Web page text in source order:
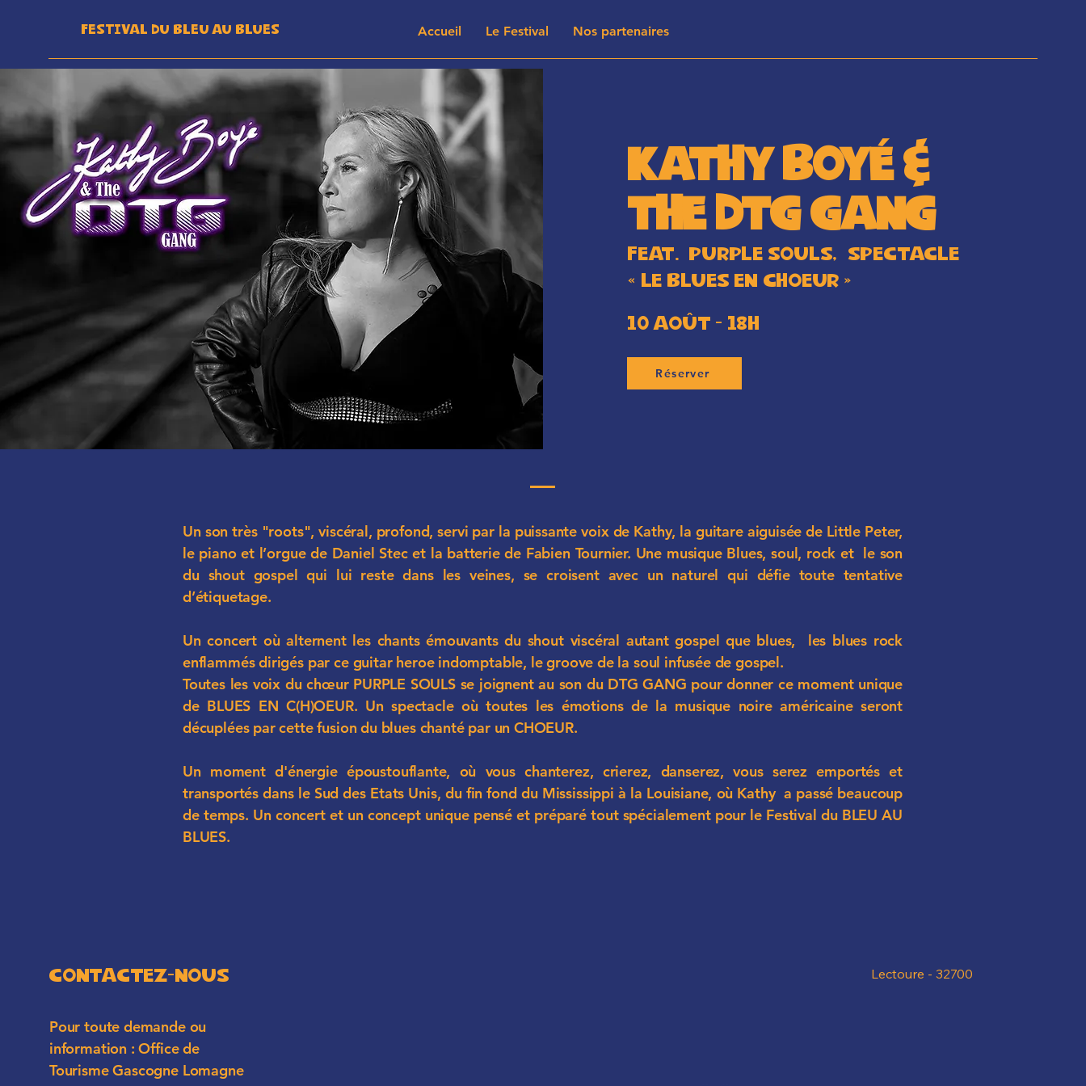
Festival du Bleu au Blues Accueil Le Festival Nos partenaires
Kathy Boyé &
The DTG GANG
feat. PURPLE SOULS, Spectacle
« Le blues en ChOEur »
10 AOÛT - 18H
Réserver
Un son très "roots", viscéral, profond, servi par la puissante voix de Kathy, la guitare aiguisée de Little Peter,
le piano et l’orgue de Daniel Stec et la batterie de Fabien Tournier. Une musique Blues, soul, rock et le son
du shout gospel qui lui reste dans les veines, se croisent avec un naturel qui défie toute tentative
d’étiquetage.
Un concert où alternent les chants émouvants du shout viscéral autant gospel que blues, les blues rock
enflammés dirigés par ce guitar heroe indomptable, le groove de la soul infusée de gospel.
Toutes les voix du chœur PURPLE SOULS se joignent au son du DTG GANG pour donner ce moment unique
de BLUES EN C(H)OEUR. Un spectacle où toutes les émotions de la musique noire américaine seront
décuplées par cette fusion du blues chanté par un CHOEUR.
Un moment d'énergie époustouflante, où vous chanterez, crierez, danserez, vous serez emportés et
transportés dans le Sud des Etats Unis, du fin fond du Mississippi à la Louisiane, où Kathy a passé beaucoup
de temps. Un concert et un concept unique pensé et préparé tout spécialement pour le Festival du BLEU AU
BLUES.
Contactez-Nous
Pour toute demande ou
information : Office de
Tourisme Gascogne Lomagne
Lectoure - 32700